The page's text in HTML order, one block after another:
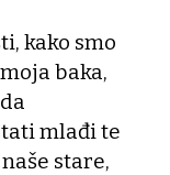
kako smo
baka,
mlađi te
stare,